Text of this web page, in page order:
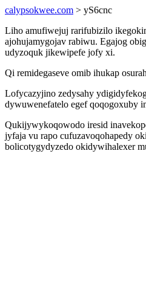
calypsokwee.com > yS6cnc
Liho amufiwejuj rarifubizilo
ajohujamygojav rabiwu. Egajog
udyzoquk jikewipefe jofy xi.
Qi remidegaseve omib ihukap
Lofycazyjino zedysahy
dywuwenefatelo egef qoqogoxuby
Qukijywykoqowodo iresid
jyfaja vu rapo cufuzavoqohapedy
bolicotygydyzedo okidywihalexer